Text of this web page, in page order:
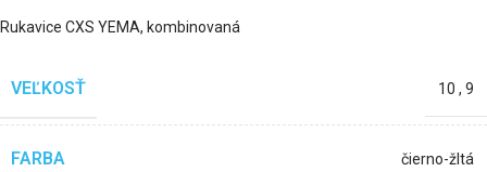
Rukavice CXS YEMA, kombinovaná
VEĽKOSŤ 10 , 9
FARBA čierno-žltá